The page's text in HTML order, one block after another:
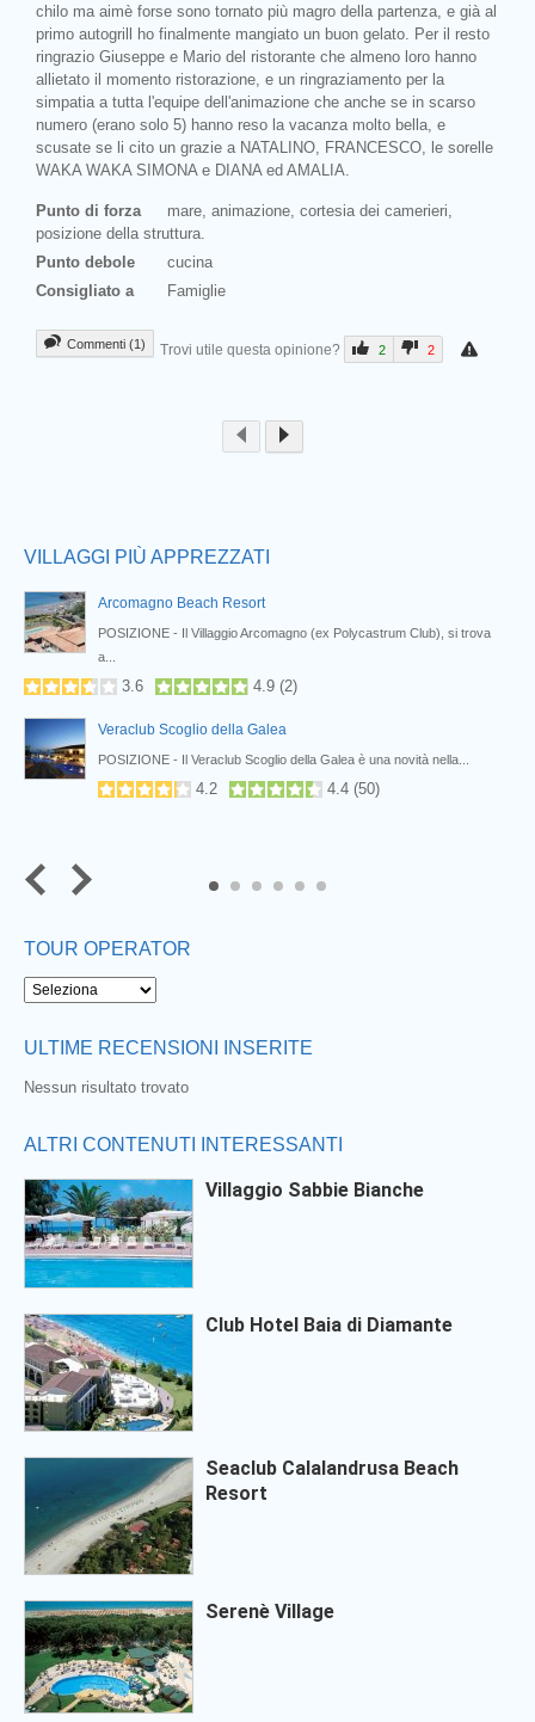
chilo ma aimè forse sono tornato più magro della partenza, e già al
primo autogrill ho finalmente mangiato un buon gelato. Per il resto
ringrazio Giuseppe e Mario del ristorante che almeno loro hanno
allietato il momento ristorazione, e un ringraziamento per la
simpatia a tutta l'equipe dell'animazione che anche se in scarso
numero (erano solo 5) hanno reso la vacanza molto bella, e
scusate se li cito un grazie a NATALINO, FRANCESCO, le sorelle
WAKA WAKA SIMONA e DIANA ed AMALIA.
Punto di forza
mare, animazione, cortesia dei camerieri,
posizione della struttura.
Punto debole
cucina
Consigliato a
Famiglie
Commenti (1) Trovi utile questa opinione? 2 2
VILLAGGI PIÙ APPREZZATI
Arcomagno Beach Resort
POSIZIONE - Il Villaggio Arcomagno (ex Polycastrum Club), si trova
a...
3.6 4.9 (2)
Veraclub Scoglio della Galea
POSIZIONE - Il Veraclub Scoglio della Galea è una novità nella...
4.2 4.4 (50)
TOUR OPERATOR
ULTIME RECENSIONI INSERITE
Nessun risultato trovato
ALTRI CONTENUTI INTERESSANTI
Villaggio Sabbie Bianche
Club Hotel Baia di Diamante
Seaclub Calalandrusa Beach
Resort
Serenè Village